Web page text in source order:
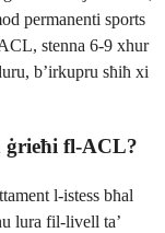
permanenti sports
stenna 6-9 xhur
b’irkupru sħiħ xi
ġrieħi fl-ACL?
l-istess bħal
lura fil-livell ta’